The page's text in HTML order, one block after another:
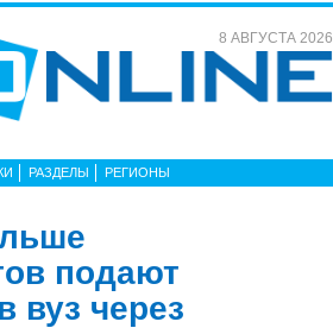
8 АВГУСТА 2026
РАЗДЕЛЫ РЕГИОНЫ
подают
вуз через